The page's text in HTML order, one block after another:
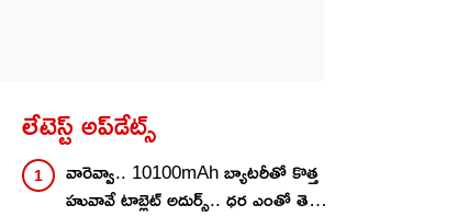
లేటెస్ట్ అప్‌డేట్స్
వారెవ్వా.. 10100mAh బ్యాటరీతో కొత్త
హువావే టాబ్లెట్ అదుర్స్.. ధర ఎంతో తెలిస్తే